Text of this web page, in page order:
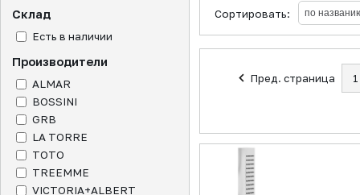
Склад
Есть в наличии
Производители
ALMAR
BOSSINI
GRB
LA TORRE
TOTO
TREEMME
VICTORIA+ALBERT
Сортировать:
Пред. страница 1